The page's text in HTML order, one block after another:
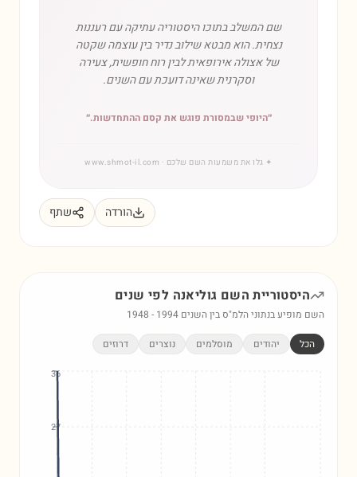
שם המשלב בתוכו היסטוריה עתיקה עם רעננות
נצחית. הוא מבטא שילוב נדיר בין עוצמה שקטה
של אצולה אירופאית לבין רוח חופשית, צעירה
וסקרנית שאינה דועכת עם השנים.
״היופי שבמסורת פוגש את קסם ההתחדשות.״
✦ גלו את משמעות השם שלכם · www.shmot-il.com
הורדה שתף
היסטוריית השם גוליאנה לפי שנים
השם מופיע בנתוני הלמ"ס בין השנים 1948 - 1994
הכל יהודים מוסלמים נוצרים דרוזים
27
36